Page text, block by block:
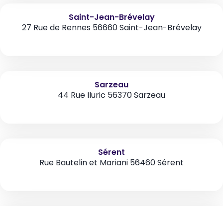
Saint-Jean-Brévelay
27 Rue de Rennes 56660 Saint-Jean-Brévelay
Sarzeau
44 Rue Iluric 56370 Sarzeau
Sérent
Rue Bautelin et Mariani 56460 Sérent